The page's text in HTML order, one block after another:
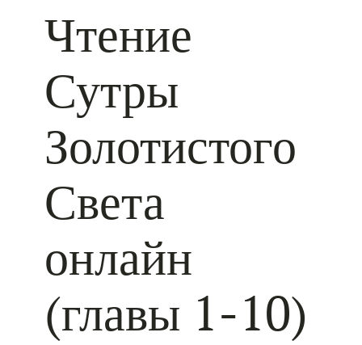
Чтение
Сутры
Золотистого
Света
онлайн
(главы 1-10)